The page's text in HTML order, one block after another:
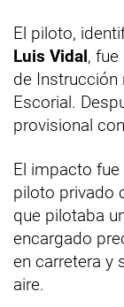
El piloto,
Luis Vidal,
de Instrucción
Escorial.
provisional
El impacto
piloto privado
que pilotaba
encargado
en carretera y
aire.